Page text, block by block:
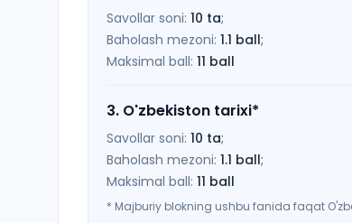
Savollar soni: 10 ta;
Baholash mezoni: 1.1 ball;
Maksimal ball: 11 ball
3. O'zbekiston tarixi*
Savollar soni: 10 ta;
Baholash mezoni: 1.1 ball;
Maksimal ball: 11 ball
* Majburiy blokning ushbu fanida faqat